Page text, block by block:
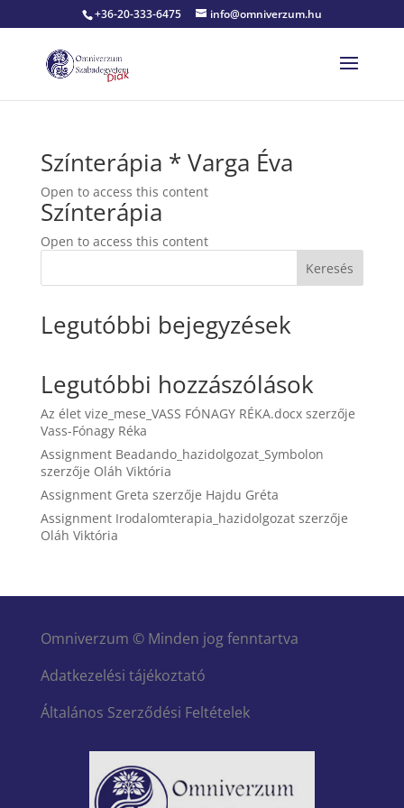
+36-20-333-6475 info@omniverzum.hu
Színterápia * Varga Éva
Open to access this content
Színterápia
Open to access this content
Keresés
Legutóbbi bejegyzések
Legutóbbi hozzászólások
Az élet vize_mese_VASS FÓNAGY RÉKA.docxszerzője
Vass-Fónagy Réka
Assignment Beadando_hazidolgozat_Symbolon
szerzője Oláh Viktória
Assignment Greta szerzője Hajdu Gréta
Assignment Irodalomterapia_hazidolgozatszerzője
Oláh Viktória
Omniverzum © Minden jog fenntartva
Adatkezelési tájékoztató
Általános Szerződési Feltételek